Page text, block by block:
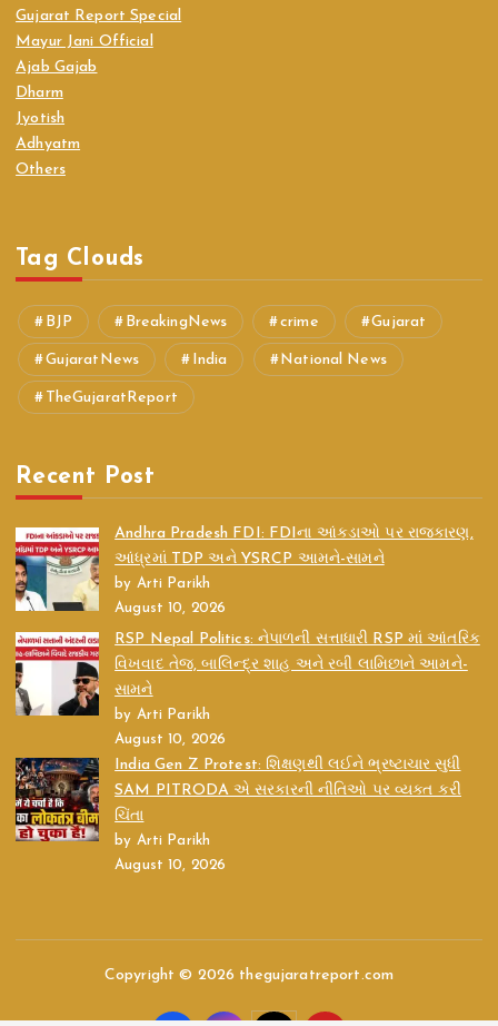
Gujarat Report Special
Mayur Jani Official
Ajab Gajab
Dharm
Jyotish
Adhyatm
Others
Tag Clouds
BJP BreakingNews crime Gujarat
GujaratNews India National News
TheGujaratReport
Recent Post
Andhra Pradesh FDI: FDIના આંકડાઓ પર રાજકારણ,
આંધ્રમાં TDP અને YSRCP આમને-સામને
by Arti Parikh
August 10, 2026
RSP Nepal Politics: નેપાળની સત્તાધારી RSP માં આંતરિક
વિખવાદ તેજ, બાલિન્દ્ર શાહ અને રબી લામિછાને આમને-
સામને
by Arti Parikh
August 10, 2026
India Gen Z Protest: શિક્ષણથી લઈને ભ્રષ્ટાચાર સુધી
SAM PITRODA એ સરકારની નીતિઓ પર વ્યક્ત કરી
ચિંતા
by Arti Parikh
August 10, 2026
Copyright © 2026 thegujaratreport.com